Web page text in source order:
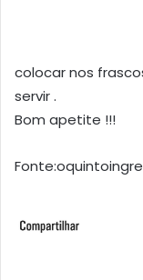
colocar nos
servir .
Bom apetite !!!